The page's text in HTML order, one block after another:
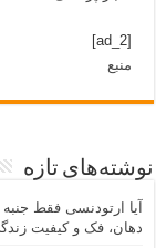
[ad_2]
منبع
نوشته‌های تازه
آیا ارتودنسی فقط
دهان، فک و کیفیت